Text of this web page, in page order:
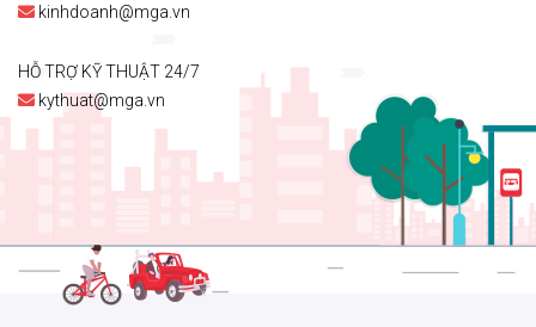
kinhdoanh@mga.vn
HỖ TRỢ KỸ THUẬT 24/7
kythuat@mga.vn